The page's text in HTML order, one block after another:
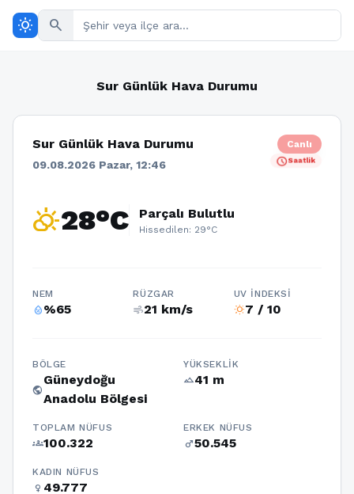
wb_sunny search
Sur Günlük Hava Durumu
Sur Günlük Hava Durumu
09.08.2026 Pazar, 12:46
Canlı
scheduleSaatlik
partly_cloudy_day28°C Parçalı Bulutlu
Hissedilen: 29°C
NEM
humidity_percentage%65
RÜZGAR
air21 km/s
UV İNDEKSI
wb_sunny7 / 10
BÖLGE
public
Güneydoğu
Anadolu Bölgesi
YÜKSEKLIK
terrain41 m
TOPLAM NÜFUS
groups100.322
ERKEK NÜFUS
male50.545
KADIN NÜFUS
female 49.777